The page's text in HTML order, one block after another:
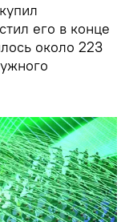
его в конце
около 223